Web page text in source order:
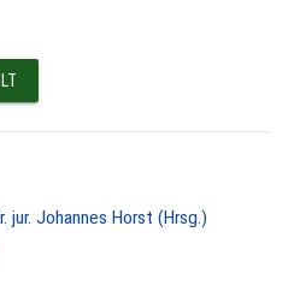
jur. Johannes Horst (Hrsg.)